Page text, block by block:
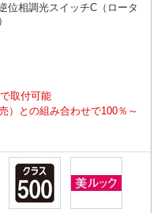
位相調光スイッチC（ロータ
取付可能
）との組み合わせで100％～